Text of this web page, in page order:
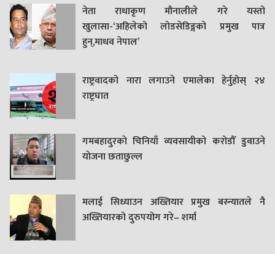
नेता राधाकृण मौनालीले गरे यस्तो
खुलासा-‘अहिलेको लोडसेडिङ्गको प्रमुख पात्र
हुन्,माधव नेपाल’
राष्ट्रवादको नारा लगाउने एमालेका हेर्नुहोस् २४
राष्ट्रघात
गमबहादुरकाे चिनियाँ व्यवसायीको करोडौँ डुवाउने
याेजना छताछुल्ल
मलाई सिध्याउन अख्तियार प्रमुख बस्न्यातले नै
अख्तियारको दुरुपयोग गरे– शर्मा